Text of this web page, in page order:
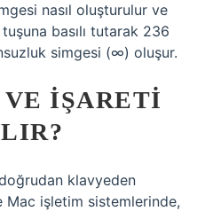
nasıl oluşturulur ve
basılı tutarak 236
simgesi (∞) oluşur.
IŞARETI
klavyeden
Mac işletim sistemlerinde,